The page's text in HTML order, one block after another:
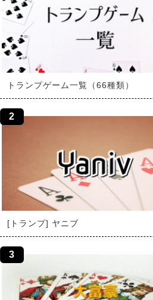
トランプゲーム一覧（66種類）
[トランプ] ヤニブ